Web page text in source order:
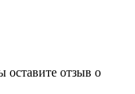
отзыв о